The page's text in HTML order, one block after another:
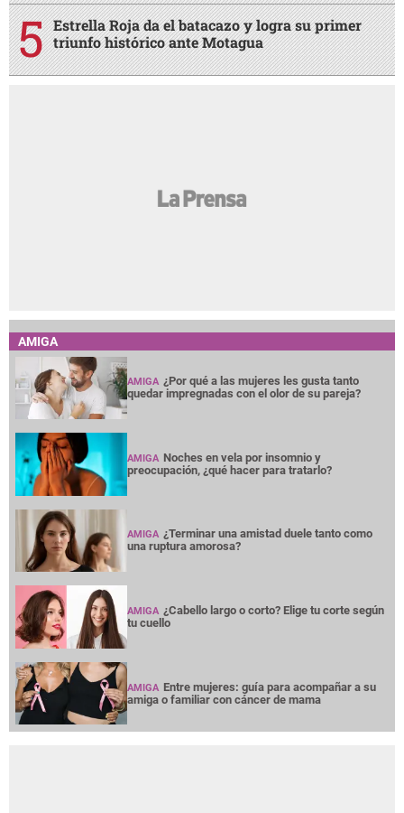
Estrella Roja da el batacazo y logra su primer
triunfo histórico ante Motagua
AMIGA
AMIGA ¿Por qué a las mujeres les gusta tanto
quedar impregnadas con el olor de su pareja?
AMIGA Noches en vela por insomnio y
preocupación, ¿qué hacer para tratarlo?
AMIGA ¿Terminar una amistad duele tanto como
una ruptura amorosa?
AMIGA ¿Cabello largo o corto? Elige tu corte según
tu cuello
AMIGA Entre mujeres: guía para acompañar a su
amiga o familiar con cáncer de mama